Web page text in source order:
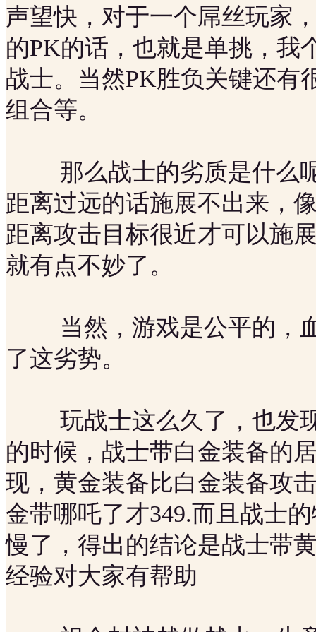
声望快，对于一个屌丝玩家
的PK的话，也就是单挑，我
战士。当然PK胜负关键还有
组合等。
那么战士的劣质是什么呢
距离过远的话施展不出来，
距离攻击目标很近才可以施
就有点不妙了。
当然，游戏是公平的，血
了这劣势。
玩战士这么久了，也发现
的时候，战士带白金装备的
现，黄金装备比白金装备攻
金带哪吒了才349.而且战士
慢了，得出的结论是战士带
经验对大家有帮助